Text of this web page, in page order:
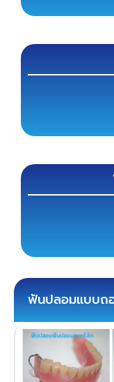
ฟันปลอมแบบถ